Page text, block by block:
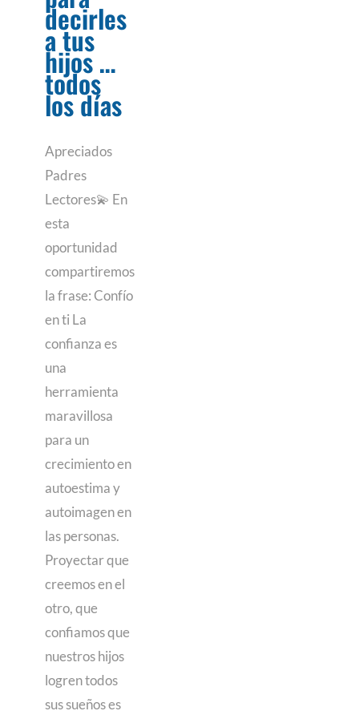
decirles
a tus
hijos …
todos
los días
Apreciados
Padres
Lectores💫 En
esta
oportunidad
compartiremos
la frase: Confío
en ti La
confianza es
una
herramienta
maravillosa
para un
crecimiento en
autoestima y
autoimagen en
las personas.
Proyectar que
creemos en el
otro, que
confiamos que
nuestros hijos
logren todos
sus sueños es